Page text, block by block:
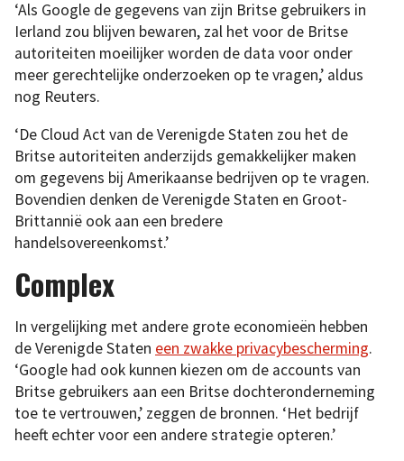
‘Als Google de gegevens van zijn Britse gebruikers in
Ierland zou blijven bewaren, zal het voor de Britse
autoriteiten moeilijker worden de data voor onder
meer gerechtelijke onderzoeken op te vragen,’ aldus
nog Reuters.
‘De Cloud Act van de Verenigde Staten zou het de
Britse autoriteiten anderzijds gemakkelijker maken
om gegevens bij Amerikaanse bedrijven op te vragen.
Bovendien denken de Verenigde Staten en Groot-
Brittannië ook aan een bredere
handelsovereenkomst.’
Complex
In vergelijking met andere grote economieën hebben
de Verenigde Staten een zwakke privacybescherming.
‘Google had ook kunnen kiezen om de accounts van
Britse gebruikers aan een Britse dochteronderneming
toe te vertrouwen,’ zeggen de bronnen. ‘Het bedrijf
heeft echter voor een andere strategie opteren.’